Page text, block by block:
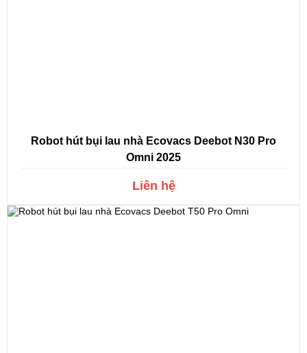
Robot hút bụi lau nhà Ecovacs Deebot N30 Pro
Omni 2025
Liên hệ